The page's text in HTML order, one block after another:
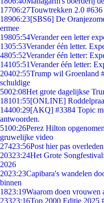
17706:27Touwtrekken 2.0
18906:23[SBS6] De
ermee
19805:54Verander een letter
1305:53Verander één letter.
4805:52Verander één letter:
14105:51Verander één letter:
20402:55Trump wil Groenland
schuldige
5002:08Het grote dagelijkse
18101:55[ONLINE]
14400:29[AKQ] #3384 Topic
antwoorden.
5100:26Perez Hilton
gruwelijke video
27423:56Post hier pas
20323:24Het Grote
2026
2023:23Capibara's wandelen
binnen
1823:19Waarom doen
23323:16Top 2000 Editie 2025